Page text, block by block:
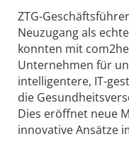
ZTG-
Neuzugang als
konnten mit
Unternehmen für
intelligentere, IT-
die
Dies eröffnet neue
innovative Ansätze